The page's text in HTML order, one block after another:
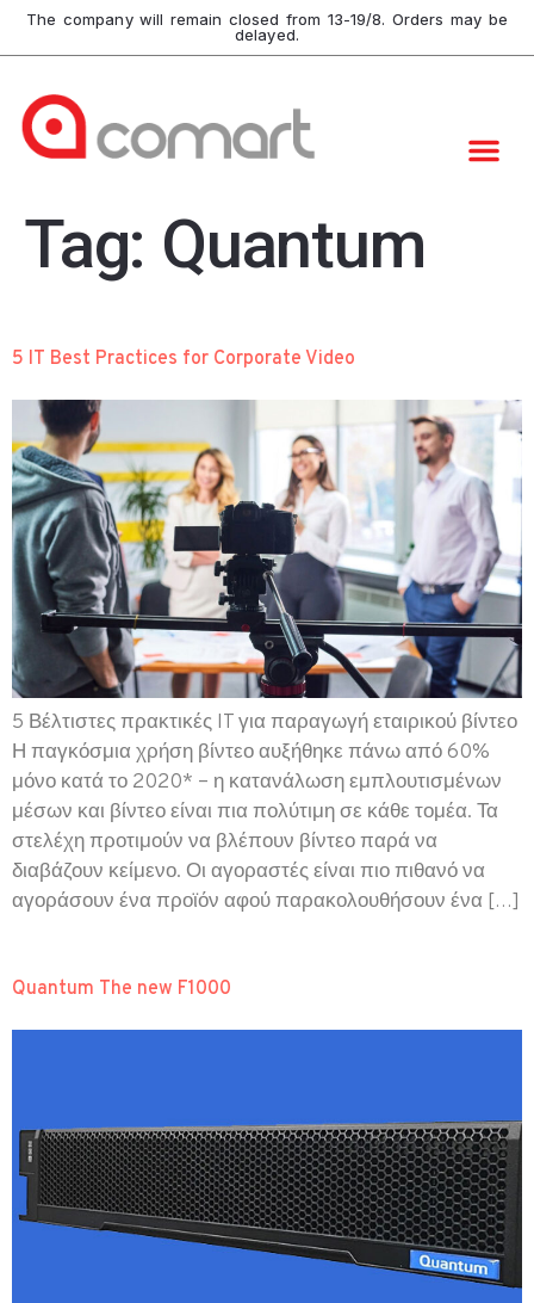
The company will remain closed from 13-19/8. Orders may be
delayed.
Tag: Quantum
5 IT Best Practices for Corporate Video
5 Βέλτιστες πρακτικές IT για παραγωγή εταιρικού βίντεο
Η παγκόσμια χρήση βίντεο αυξήθηκε πάνω από 60%
μόνο κατά το 2020* – η κατανάλωση εμπλουτισμένων
μέσων και βίντεο είναι πια πολύτιμη σε κάθε τομέα. Τα
στελέχη προτιμούν να βλέπουν βίντεο παρά να
διαβάζουν κείμενο. Οι αγοραστές είναι πιο πιθανό να
αγοράσουν ένα προϊόν αφού παρακολουθήσουν ένα […]
Quantum The new F1000